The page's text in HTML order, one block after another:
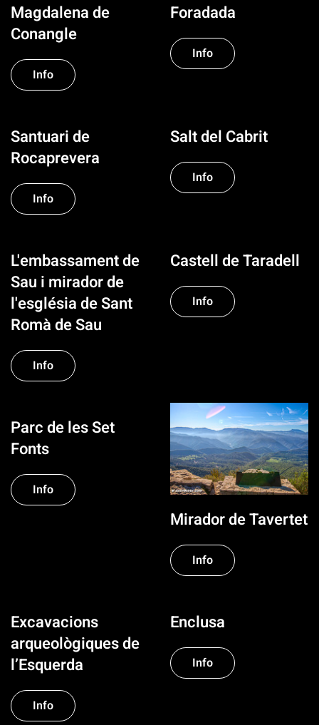
Magdalena de
Conangle
Info
Foradada
Info
Santuari de
Rocaprevera
Info
Salt del Cabrit
Info
L'embassament de
Sau i mirador de
l'església de Sant
Romà de Sau
Info
Castell de Taradell
Info
Parc de les Set
Fonts
Info
Mirador de Tavertet
Info
Excavacions
arqueològiques de
l’Esquerda
Info
Enclusa
Info